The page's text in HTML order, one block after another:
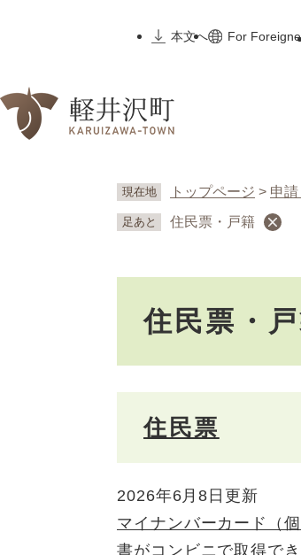
先
本文へ
For
現在地 トップページ > 申
足あと 住民票・戸籍
住民票・
住民票
2026年6月8日更新
マイナンバーカード（
書がコンビニで取得でき